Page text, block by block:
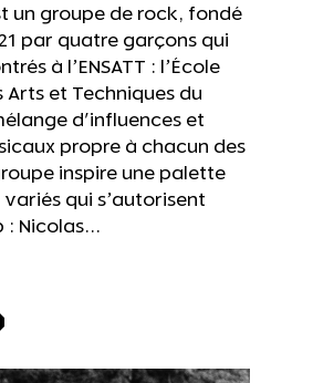
un groupe de rock, fondé
par quatre garçons qui
à l’ENSATT : l’École
Arts et Techniques du
d'influences et
propre à chacun des
inspire une palette
qui s’autorisent
Nicolas...